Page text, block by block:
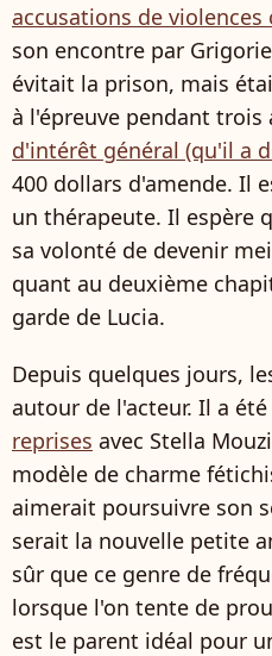
accusations de violences
son encontre par
évitait la prison, mais
à l'épreuve pendant trois
d'intérêt général (qu'il a
400 dollars d'amende. Il
un thérapeute. Il espère
sa volonté de devenir
quant au deuxième
garde de Lucia.
Depuis quelques jours,
autour de l'acteur. Il a été
reprises avec Stella
modèle de charme
aimerait poursuivre son
serait la nouvelle petite
sûr que ce genre de
lorsque l'on tente de
est le parent idéal pour